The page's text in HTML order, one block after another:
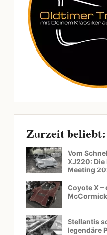
Zurzeit beliebt:
Vom
XJ220: Die
Meeting
Coyote X –
McCormick
Stellantis
legendäre